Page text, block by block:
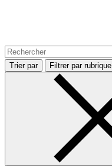
Trier par Filtrer par rubrique